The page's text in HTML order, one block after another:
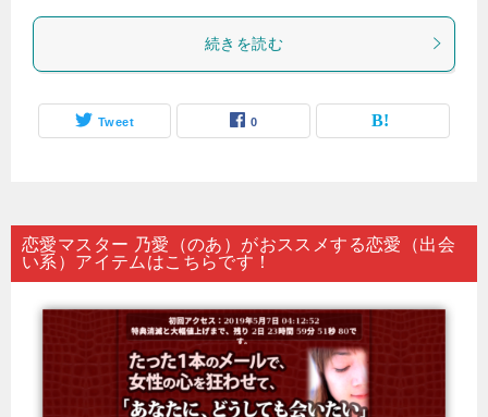
続きを読む
Tweet 0
恋愛マスター 乃愛（のあ）がおススメする恋愛（出会
い系）アイテムはこちらです！